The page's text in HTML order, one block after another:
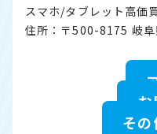
スマホ/タブレット高価
住所：〒500-8175 岐阜
そ